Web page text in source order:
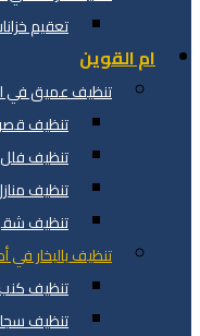
تعقيم
ام القوين
تنظيف عميق في
تنظيف
تنظيف فلل
تنظيف
تنظيف
تنظيف بالبخار في
تنظيف
تنظيف